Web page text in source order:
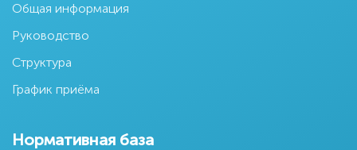
Общая информация
Руководство
Структура
График приёма
Нормативная база